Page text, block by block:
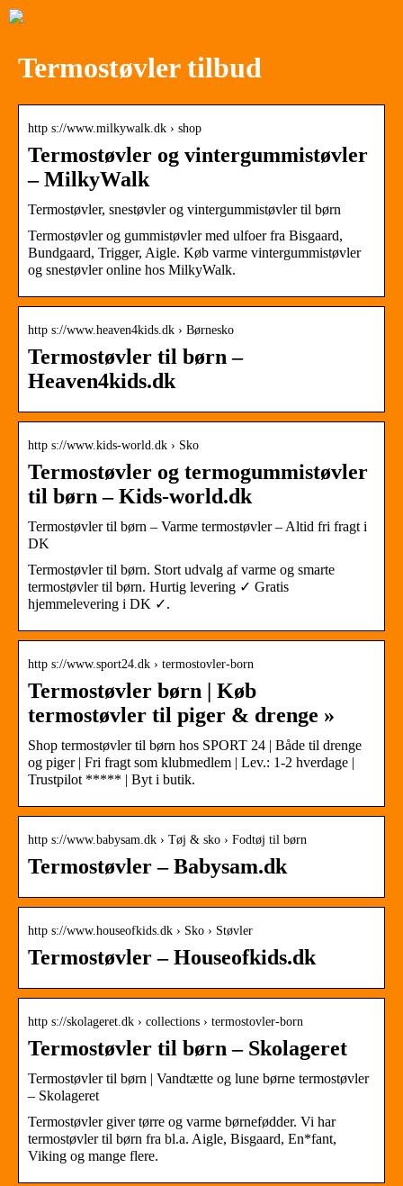
Termostøvler tilbud
http s://www.milkywalk.dk › shop
Termostøvler og vintergummistøvler
– MilkyWalk
Termostøvler, snestøvler og vintergummistøvler til børn
Termostøvler og gummistøvler med ulfoer fra Bisgaard,
Bundgaard, Trigger, Aigle. Køb varme vintergummistøvler
og snestøvler online hos MilkyWalk.
http s://www.heaven4kids.dk › Børnesko
Termostøvler til børn –
Heaven4kids.dk
http s://www.kids-world.dk › Sko
Termostøvler og termogummistøvler
til børn – Kids-world.dk
Termostøvler til børn – Varme termostøvler – Altid fri fragt i
DK
Termostøvler til børn. Stort udvalg af varme og smarte
termostøvler til børn. Hurtig levering ✓ Gratis
hjemmelevering i DK ✓.
http s://www.sport24.dk › termostovler-born
Termostøvler børn | Køb
termostøvler til piger & drenge »
Shop termostøvler til børn hos SPORT 24 | Både til drenge
og piger | Fri fragt som klubmedlem | Lev.: 1-2 hverdage |
Trustpilot ***** | Byt i butik.
http s://www.babysam.dk › Tøj & sko › Fodtøj til børn
Termostøvler – Babysam.dk
http s://www.houseofkids.dk › Sko › Støvler
Termostøvler – Houseofkids.dk
http s://skolageret.dk › collections › termostovler-born
Termostøvler til børn – Skolageret
Termostøvler til børn | Vandtætte og lune børne termostøvler
– Skolageret
Termostøvler giver tørre og varme børnefødder. Vi har
termostøvler til børn fra bl.a. Aigle, Bisgaard, En*fant,
Viking og mange flere.